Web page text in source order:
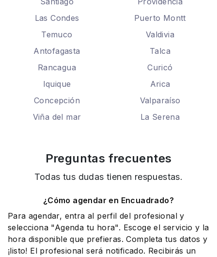
Las Condes
Puerto Montt
Temuco
Valdivia
Antofagasta
Talca
Rancagua
Curicó
Iquique
Arica
Concepción
Valparaíso
Viña del mar
La Serena
Preguntas frecuentes
Todas tus dudas tienen respuestas.
¿Cómo agendar en Encuadrado?
Para agendar, entra al perfil del profesional y
selecciona "Agenda tu hora". Escoge el servicio y la
hora disponible que prefieras. Completa tus datos y
¡listo! El profesional será notificado. Recibirás un